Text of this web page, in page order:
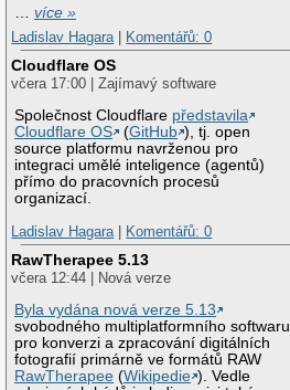
…více »
Ladislav Hagara
Komentářů: 0
Cloudflare OS
včera 17:00 | Zajímavý software
Společnost Cloudflare představila
Cloudflare OS
(GitHub ), tj. open
source platformu navrženou pro
integraci umělé inteligence (agentů)
přímo do pracovních procesů
organizací.
Ladislav Hagara
Komentářů: 0
RawTherapee 5.13
včera 12:44 | Nová verze
Byla vydána nová verze 5.13
svobodného multiplatformního softwaru
pro konverzi a zpracování digitálních
fotografií primárně ve formátů RAW
RawTherapee (Wikipedie ). Vedle